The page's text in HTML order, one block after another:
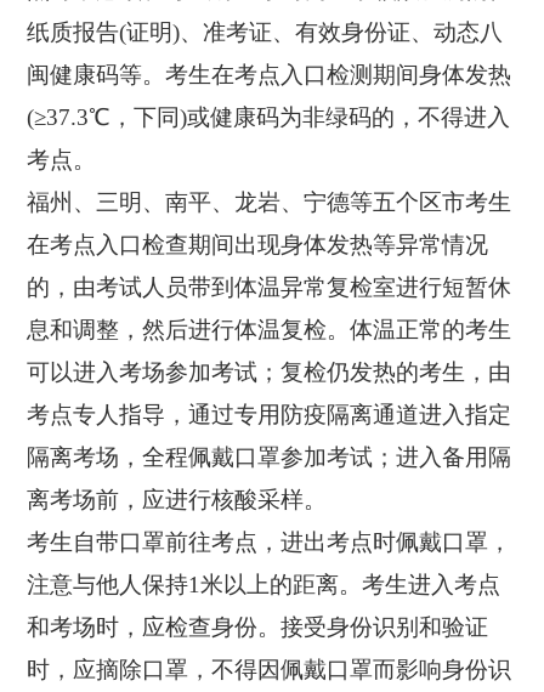
纸质报告(证明)、准考证、有效身份证、动态八
闽健康码等。考生在考点入口检测期间身体发热
(≥37.3℃，下同)或健康码为非绿码的，不得进入
考点。
福州、三明、南平、龙岩、宁德等五个区市考生
在考点入口检查期间出现身体发热等异常情况
的，由考试人员带到体温异常复检室进行短暂休
息和调整，然后进行体温复检。体温正常的考生
可以进入考场参加考试；复检仍发热的考生，由
考点专人指导，通过专用防疫隔离通道进入指定
隔离考场，全程佩戴口罩参加考试；进入备用隔
离考场前，应进行核酸采样。
考生自带口罩前往考点，进出考点时佩戴口罩，
注意与他人保持1米以上的距离。考生进入考点
和考场时，应检查身份。接受身份识别和验证
时，应摘除口罩，不得因佩戴口罩而影响身份识